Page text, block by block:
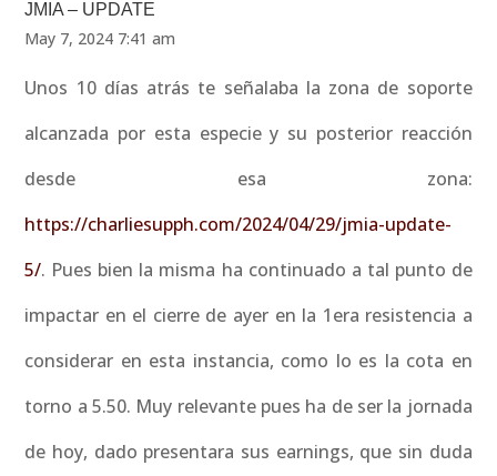
JMIA – UPDATE
May 7, 2024 7:41 am
Unos 10 días atrás te señalaba la zona de soporte
alcanzada por esta especie y su posterior reacción
desde esa zona:
https://charliesupph.com/2024/04/29/jmia-update-
5/. Pues bien la misma ha continuado a tal punto de
impactar en el cierre de ayer en la 1era resistencia a
considerar en esta instancia, como lo es la cota en
torno a 5.50. Muy relevante pues ha de ser la jornada
de hoy, dado presentara sus earnings, que sin duda